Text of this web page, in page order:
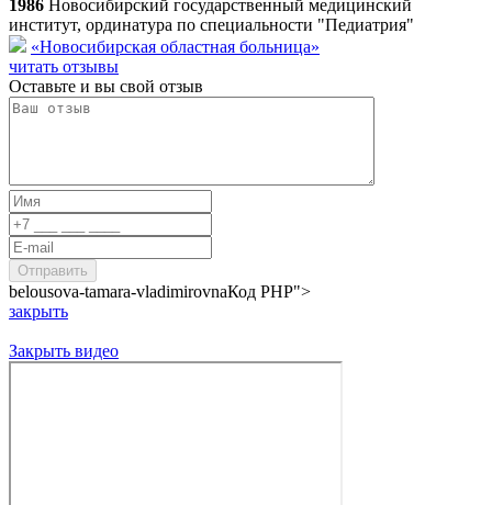
1986 Новосибирский государственный медицинский
институт, ординатура по специальности "Педиатрия"
«Новосибирская областная больница»
читать отзывы
Оставьте и вы свой отзыв
belousova-tamara-vladimirovnaКод PHP">
закрыть
Закрыть видео